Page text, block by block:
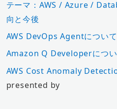
テーマ：AWS / Azure /
向と今後
AWS DevOps Agentについて
Amazon Q Developerにつ
AWS Cost Anomaly
presented by